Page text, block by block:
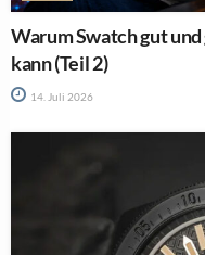
Warum Swatch gut
kann (Teil 2)
14. Juli 2026